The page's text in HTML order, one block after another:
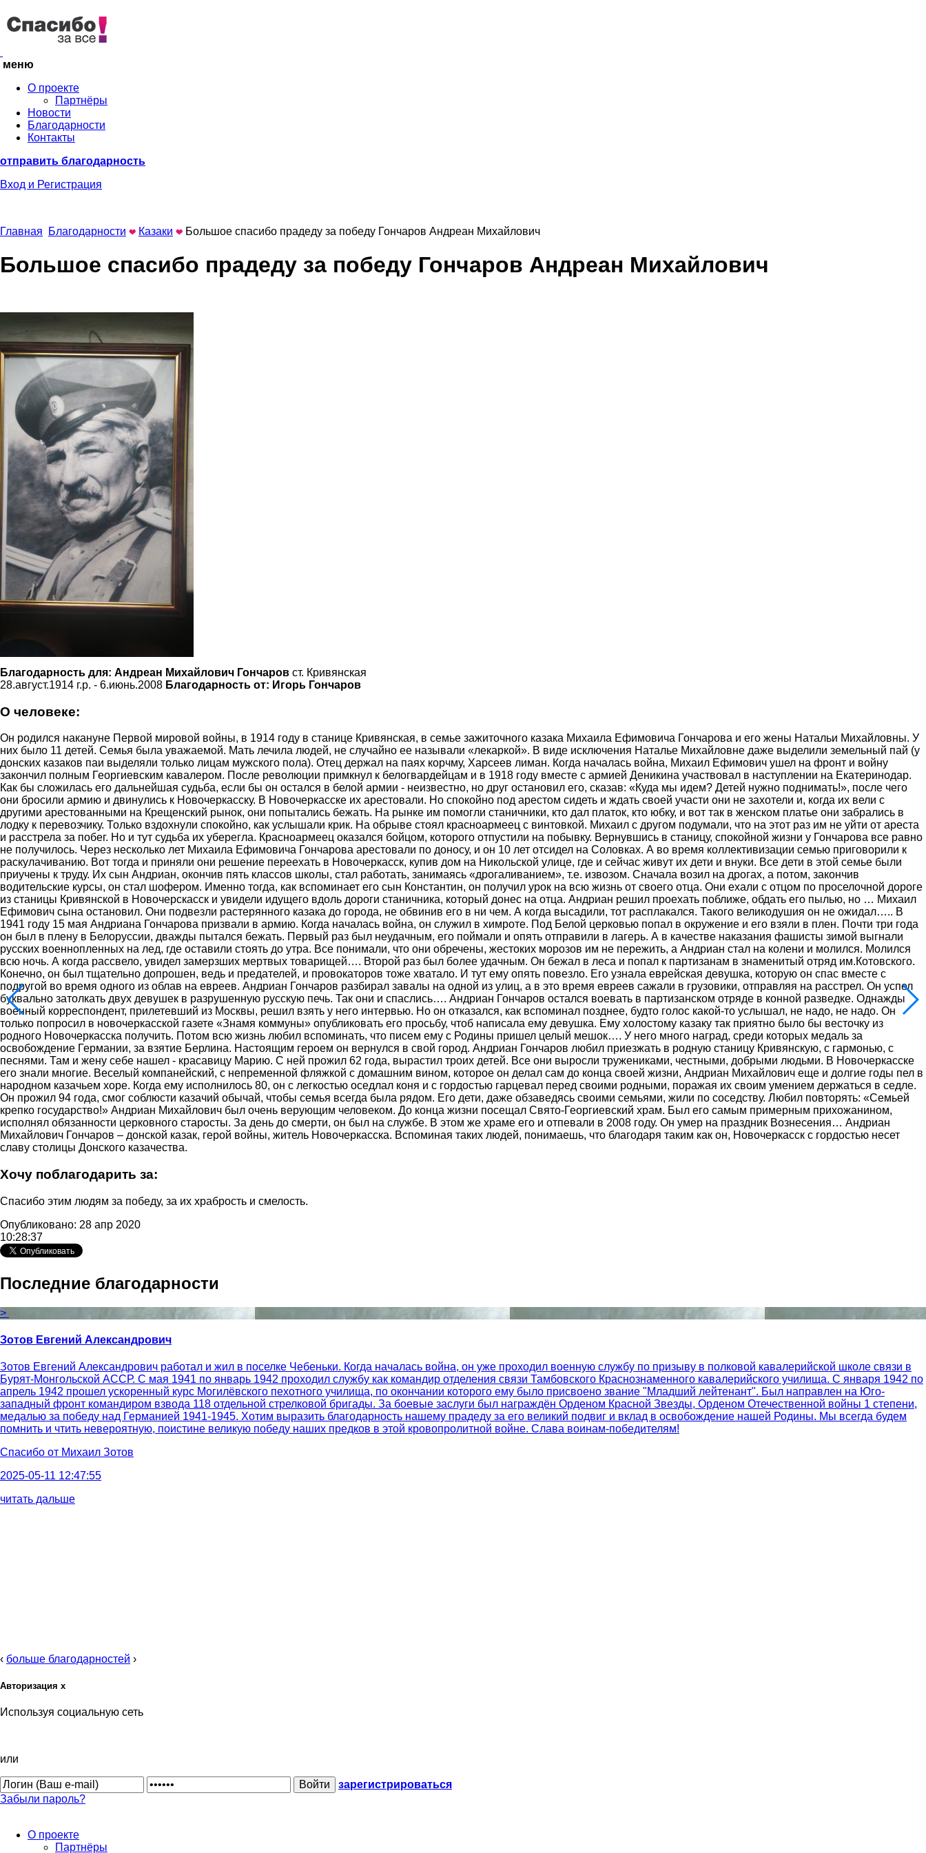
меню
О проекте
Партнёры
Новости
Благодарности
Контакты
отправить благодарность
Вход и Регистрация
Главная Благодарности Казаки Большое спасибо прадеду за победу Гончаров Андреан Михайлович
Большое спасибо прадеду за победу Гончаров Андреан Михайлович
Благодарность для: Андреан Михайлович Гончаров ст. Кривянская
28.август.1914 г.р. - 6.июнь.2008 Благодарность от: Игорь Гончаров
О человеке:
Он родился накануне Первой мировой войны, в 1914 году в станице Кривянская, в семье зажиточного казака Михаила Ефимовича Гончарова и его жены Натальи Михайловны. У
них было 11 детей. Семья была уважаемой. Мать лечила людей, не случайно ее называли «лекаркой». В виде исключения Наталье Михайловне даже выделили земельный пай (у
донских казаков паи выделяли только лицам мужского пола). Отец держал на паях корчму, Харсеев лиман. Когда началась война, Михаил Ефимович ушел на фронт и войну
закончил полным Георгиевским кавалером. После революции примкнул к белогвардейцам и в 1918 году вместе с армией Деникина участвовал в наступлении на Екатеринодар.
Как бы сложилась его дальнейшая судьба, если бы он остался в белой армии - неизвестно, но друг остановил его, сказав: «Куда мы идем? Детей нужно поднимать!», после чего
они бросили армию и двинулись к Новочеркасску. В Новочеркасске их арестовали. Но спокойно под арестом сидеть и ждать своей участи они не захотели и, когда их вели с
другими арестованными на Крещенский рынок, они попытались бежать. На рынке им помогли станичники, кто дал платок, кто юбку, и вот так в женском платье они забрались в
лодку к перевозчику. Только вздохнули спокойно, как услышали крик. На обрыве стоял красноармеец с винтовкой. Михаил с другом подумали, что на этот раз им не уйти от ареста
и расстрела за побег. Но и тут судьба их уберегла. Красноармеец оказался бойцом, которого отпустили на побывку. Вернувшись в станицу, спокойной жизни у Гончарова все равно
не получилось. Через несколько лет Михаила Ефимовича Гончарова арестовали по доносу, и он 10 лет отсидел на Соловках. А во время коллективизации семью приговорили к
раскулачиванию. Вот тогда и приняли они решение переехать в Новочеркасск, купив дом на Никольской улице, где и сейчас живут их дети и внуки. Все дети в этой семье были
приучены к труду. Их сын Андриан, окончив пять классов школы, стал работать, занимаясь «дрогаливанием», т.е. извозом. Сначала возил на дрогах, а потом, закончив
водительские курсы, он стал шофером. Именно тогда, как вспоминает его сын Константин, он получил урок на всю жизнь от своего отца. Они ехали с отцом по проселочной дороге
из станицы Кривянской в Новочерскасск и увидели идущего вдоль дороги станичника, который донес на отца. Андриан решил проехать поближе, обдать его пылью, но … Михаил
Ефимович сына остановил. Они подвезли растерянного казака до города, не обвинив его в ни чем. А когда высадили, тот расплакался. Такого великодушия он не ожидал….. В
1941 году 15 мая Андриана Гончарова призвали в армию. Когда началась война, он служил в химроте. Под Белой церковью попал в окружение и его взяли в плен. Почти три года
он был в плену в Белоруссии, дважды пытался бежать. Первый раз был неудачным, его поймали и опять отправили в лагерь. А в качестве наказания фашисты зимой выгнали
русских военнопленных на лед, где оставили стоять до утра. Все понимали, что они обречены, жестоких морозов им не пережить, а Андриан стал на колени и молился. Молился
всю ночь. А когда рассвело, увидел замерзших мертвых товарищей…. Второй раз был более удачным. Он бежал в леса и попал к партизанам в знаменитый отряд им.Котовского.
Конечно, он был тщательно допрошен, ведь и предателей, и провокаторов тоже хватало. И тут ему опять повезло. Его узнала еврейская девушка, которую он спас вместе с
подругой во время одного из облав на евреев. Андриан Гончаров разбирал завалы на одной из улиц, а в это время евреев сажали в грузовики, отправляя на расстрел. Он успел
буквально затолкать двух девушек в разрушенную русскую печь. Так они и спаслись…. Андриан Гончаров остался воевать в партизанском отряде в конной разведке. Однажды
военный корреспондент, прилетевший из Москвы, решил взять у него интервью. Но он отказался, как вспоминал позднее, будто голос какой-то услышал, не надо, не надо. Он
только попросил в новочеркасской газете «Знамя коммуны» опубликовать его просьбу, чтоб написала ему девушка. Ему холостому казаку так приятно было бы весточку из
родного Новочеркасска получить. Потом всю жизнь любил вспоминать, что писем ему с Родины пришел целый мешок…. У него много наград, среди которых медаль за
освобождение Германии, за взятие Берлина. Настоящим героем он вернулся в свой город. Андриан Гончаров любил приезжать в родную станицу Кривянскую, с гармонью, с
песнями. Там и жену себе нашел - красавицу Марию. С ней прожил 62 года, вырастил троих детей. Все они выросли тружениками, честными, добрыми людьми. В Новочеркасске
его знали многие. Веселый компанейский, с непременной фляжкой с домашним вином, которое он делал сам до конца своей жизни, Андриан Михайлович еще и долгие годы пел в
народном казачьем хоре. Когда ему исполнилось 80, он с легкостью оседлал коня и с гордостью гарцевал перед своими родными, поражая их своим умением держаться в седле.
Он прожил 94 года, смог соблюсти казачий обычай, чтобы семья всегда была рядом. Его дети, даже обзаведясь своими семьями, жили по соседству. Любил повторять: «Семьей
крепко государство!» Андриан Михайлович был очень верующим человеком. До конца жизни посещал Свято-Георгиевский храм. Был его самым примерным прихожанином,
исполнял обязанности церковного старосты. За день до смерти, он был на службе. В этом же храме его и отпевали в 2008 году. Он умер на праздник Вознесения… Андриан
Михайлович Гончаров – донской казак, герой войны, житель Новочеркасска. Вспоминая таких людей, понимаешь, что благодаря таким как он, Новочеркасск с гордостью несет
славу столицы Донского казачества.
Хочу поблагодарить за:
Спасибо этим людям за победу, за их храбрость и смелость.
Опубликовано: 28 апр 2020
10:28:37
Последние благодарности
>
Зотов Евгений Александрович
Зотов Евгений Александрович работал и жил в поселке Чебеньки. Когда началась война, он уже проходил военную службу по призыву в полковой кавалерийской школе связи в
Бурят-Монгольской АССР. С мая 1941 по январь 1942 проходил службу как командир отделения связи Тамбовского Краснознаменного кавалерийского училища. С января 1942 по
апрель 1942 прошел ускоренный курс Могилёвского пехотного училища, по окончании которого ему было присвоено звание "Младший лейтенант". Был направлен на Юго-
западный фронт командиром взвода 118 отдельной стрелковой бригады. За боевые заслуги был награждён Орденом Красной Звезды, Орденом Отечественной войны 1 степени,
медалью за победу над Германией 1941-1945. Хотим выразить благодарность нашему прадеду за его великий подвиг и вклад в освобождение нашей Родины. Мы всегда будем
помнить и чтить невероятную, поистине великую победу наших предков в этой кровопролитной войне. Слава воинам-победителям!
Спасибо от Михаил Зотов
2025-05-11 12:47:55
читать дальше
‹ больше благодарностей ›
Авторизация x
Используя социальную сеть
или
зарегистрироваться
Забыли пароль?
О проекте
Партнёры